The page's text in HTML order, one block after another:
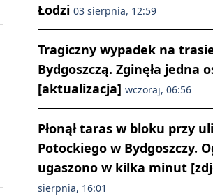
Łodzi 03 sierpnia, 12:59
Tragiczny wypadek na
Bydgoszczą. Zginęła jedna
[aktualizacja] wczoraj, 06:56
Płonął taras w bloku przy
Potockiego w Bydgoszczy.
ugaszono w kilka minut
sierpnia, 16:01